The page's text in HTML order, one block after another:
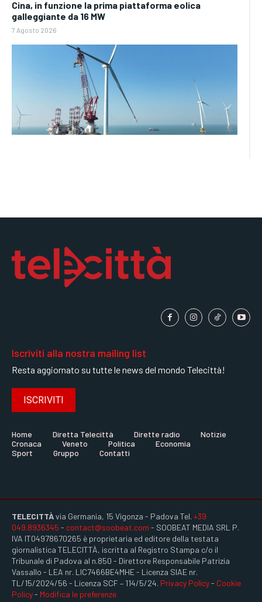
Cina, in funzione la prima piattaforma eolica
galleggiante da 16 MW
7 Agosto 2026
Iscriviti alla nostra mailing list
Resta aggiornato su tutte le news del mondo Telecittà!
ISCRIVITI
Home Diretta Telecittà Dirette radio
Notizie
Cronaca
Veneto Politica
Economia
Sport
Gruppo Contatti
TELECITTÀvia Germania, 15 Vigonza - Padova Tel. +39
049.8936345 - contact@soobeat.com - SOOBEAT MEDIA SRL P.
IVA IT04978670265 è proprietaria ed editore della testata
giornalistica TELECITTÀ, iscritta al Registro Stampa c/o il
Tribunale di Padova al n.850 - Direttore Responsabile Patrizia
Vassallo - LEA nr. LIC7466BE4MHE - Licenza SIAE nr.
TL/15/2024/56 - Licenza SCF – 114/5/24. Privacy Policy- Cookie
Policy- Modifica le preferenze